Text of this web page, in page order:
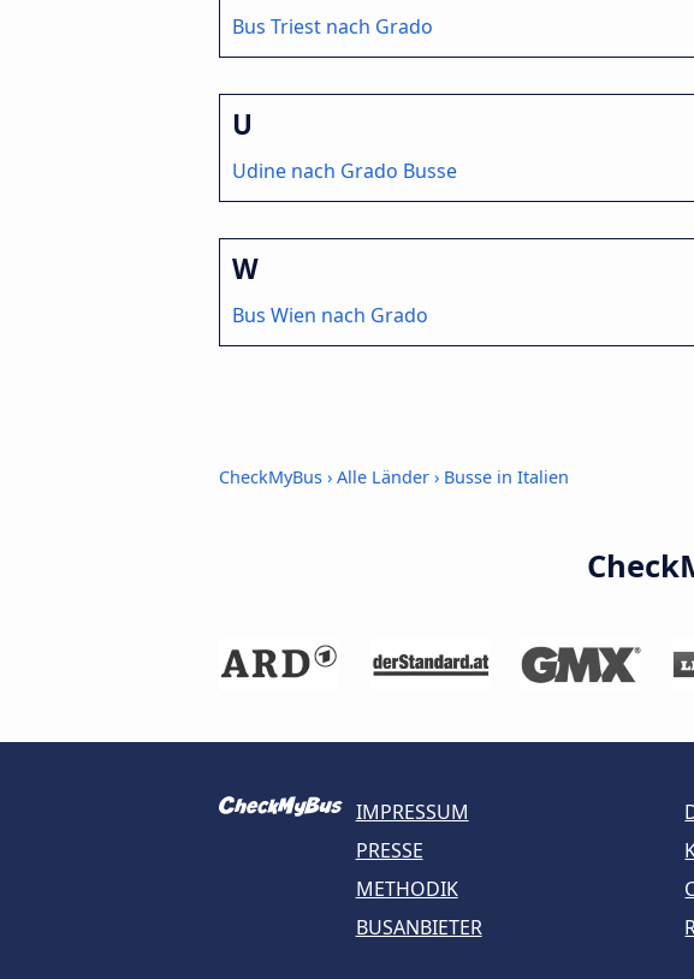
Bus Triest nach Grado
U
Udine nach Grado Busse
W
Bus Wien nach Grado
CheckMyBus › Alle Länder › Busse in Italien
IMPRESSUM
PRESSE
METHODIK
BUSANBIETER